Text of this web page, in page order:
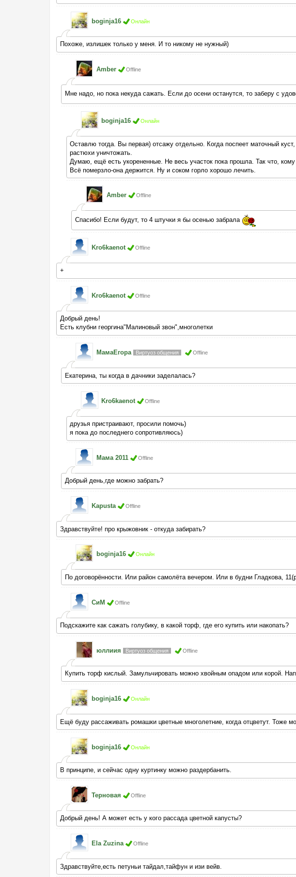
boginja16 Онлайн
Похоже, излишек только у меня. И то никому не нужный)
Amber Offline
Мне надо, но пока некуда сажать. Если до осени останутся, то заберу с
boginja16 Онлайн
Оставлю тогда. Вы первая) отсажу отдельно. Когда поспеет маточный
растюхи уничтожать.
Думаю, ещё есть укорененные. Не весь участок пока прошла. Так что,
Всё померзло-она держится. Ну и соком горло хорошо лечить.
Amber Offline
Спасибо! Если будут, то 4 штучки я бы осенью забрала
Kro6kaenot Offline
+
Kro6kaenot Offline
Добрый день!
Есть клубни георгина"Малиновый звон",многолетки
МамаЕгора Виртуоз общения Offline
Екатерина, ты когда в дачники заделалась?
Kro6kaenot Offline
друзья пристраивают, просили помочь)
я пока до последнего сопротивляюсь)
Мама 2011 Offline
Добрый день,где можно забрать?
Kapusta Offline
Здравствуйте! про крыжовник - откуда забирать?
boginja16 Онлайн
По договорённости. Или район самолёта вечером. Или в будни Гладкова,
СиМ Offline
Подскажите как сажать голубику, в какой торф, где его купить или накопать?
юллиия Виртуоз общения Offline
Купить торф кислый. Замульчировать можно хвойным опадом или корой.
boginja16 Онлайн
Ещё буду рассаживать ромашки цветные многолетние, когда отцветут. Тоже
boginja16 Онлайн
В принципе, и сейчас одну куртинку можно раздербанить.
Терновая Offline
Добрый день! А может есть у кого рассада цветной капусты?
Ela Zuzina Offline
Здравствуйте,есть петуньи тайдал,тайфун и изи вейв.